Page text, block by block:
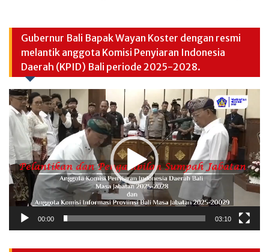
Gubernur Bali Bapak Wayan Koster dengan resmi
melantik anggota Komisi Penyiaran Indonesia
Daerah (KPID) Bali periode 2025-2028.
Video
Player
00:00 03:10